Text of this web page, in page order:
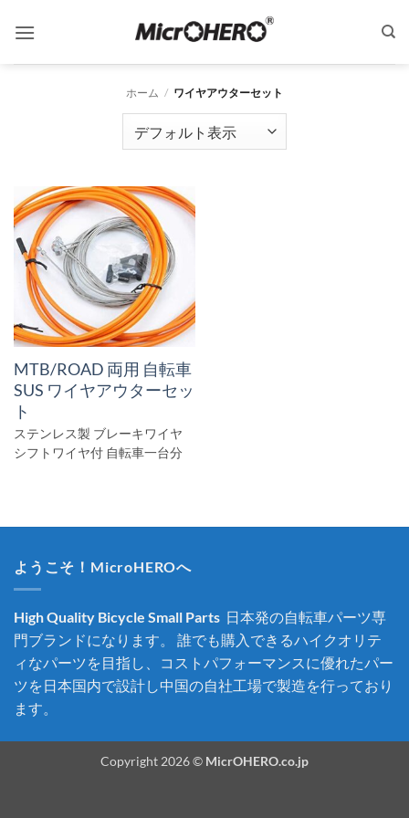
ホーム / ワイヤアウターセット
MTB/ROAD 両用 自転車
SUS ワイヤアウターセッ
ト
ステンレス製 ブレーキワイヤ
シフトワイヤ付 自転車一台分
ようこそ！MicroHEROへ
High Quality Bicycle Small Parts 日本発の自転車パーツ専
門ブランドになります。 誰でも購入できるハイクオリテ
ィなパーツを目指し、コストパフォーマンスに優れたパー
ツを日本国内で設計し中国の自社工場で製造を行っており
ます。
Copyright 2026 © MicrOHERO.co.jp